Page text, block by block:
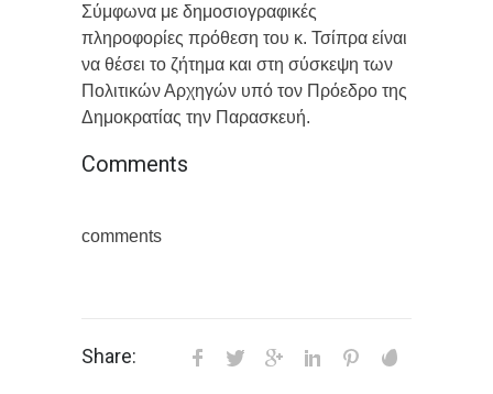
Σύμφωνα με δημοσιογραφικές
πληροφορίες πρόθεση του κ. Τσίπρα είναι
να θέσει το ζήτημα και στη σύσκεψη των
Πολιτικών Αρχηγών υπό τον Πρόεδρο της
Δημοκρατίας την Παρασκευή.
Comments
comments
Share: